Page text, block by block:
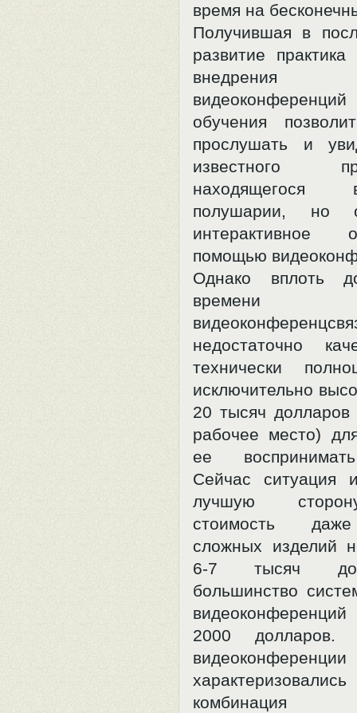
время на
Получившая в
развитие практика
внедрения
обучения
прослушать и
известного
полушарии, но
помощью
Однако вплоть
времени
недостаточно
технически
исключительно
20 тысяч долларов
рабочее место)
ее
Сейчас ситуация
лучшую
стоимость
сложных изделий
6-7 тысяч
большинство
2000 долларов.
видеоконференции
комбинация